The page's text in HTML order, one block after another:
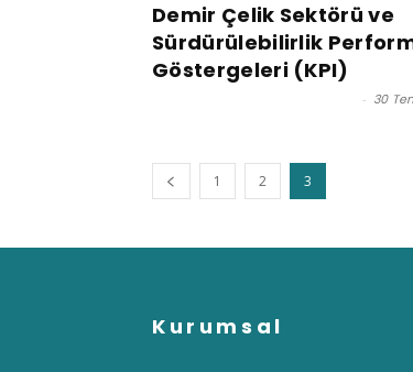
Demir Çelik Sektörü ve
Sürdürülebilirlik
Göstergeleri (KPI)
- 30
1 2 3
Kurumsal